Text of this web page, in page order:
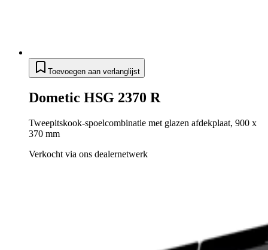
Toevoegen aan verlanglijst
Dometic HSG 2370 R
Tweepitskook-spoelcombinatie met glazen afdekplaat, 900 x
370 mm
Verkocht via ons dealernetwerk